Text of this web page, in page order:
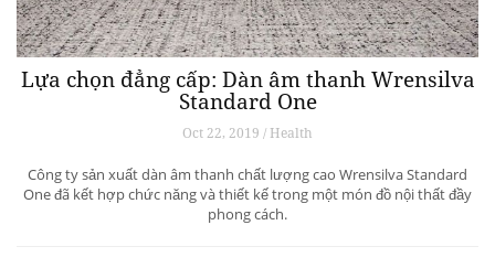
Lựa chọn đẳng cấp: Dàn âm thanh Wrensilva
Standard One
Oct 22, 2019 / Health
Công ty sản xuất dàn âm thanh chất lượng cao Wrensilva Standard
One đã kết hợp chức năng và thiết kế trong một món đồ nội thất đầy
phong cách.